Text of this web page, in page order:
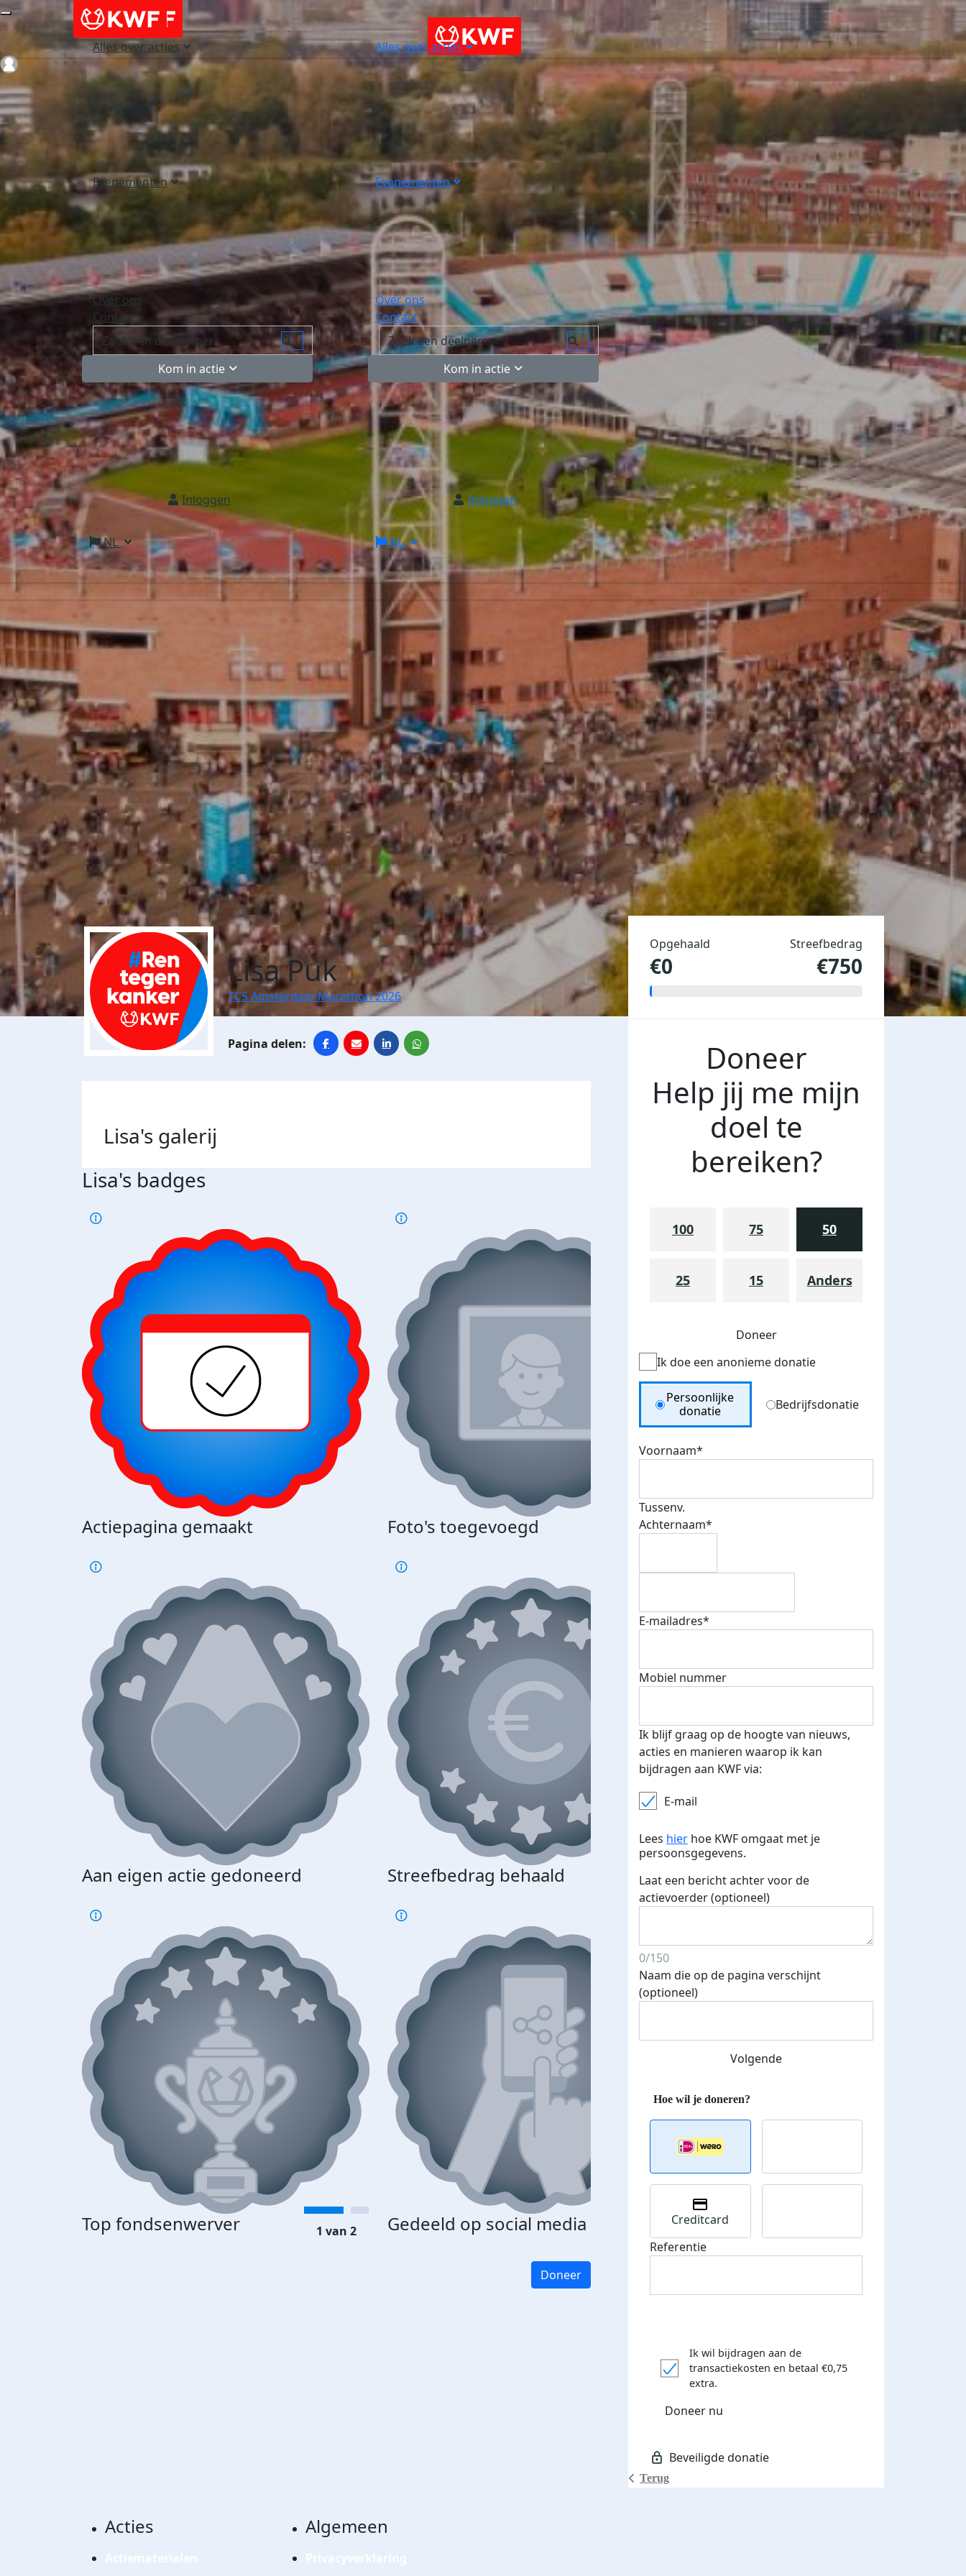
Alles over acties
Evenementen
Over ons
Contact
Kom in actie
Inloggen
NL
Alles over acties
Evenementen
Over ons
Contact
Kom in actie
Inloggen
NL
Login
Lisa Puk
TCS Amsterdam Marathon 2026
Lisa's galerij
Lisa's badges
Actiepagina gemaakt Foto's toegevoegd E-mails verstuurd
Aan eigen actie gedoneerd Streefbedrag behaald Streefbedrag verhoogd
Top fondsenwerver Gedeeld op social media Donateurs bedankt
€500 euro opgehaald: t-shirt
1 van 2
Doneer
Opgehaald
€0
Streefbedrag
€750
Doneer
Help jij me mijn
doel te
bereiken?
100 75 50
25 15 Anders
Doneer
Ik doe een anonieme donatie
Donation Type
Persoonlijke
donatie
Bedrijfsdonatie
Voornaam*
Tussenv.
Achternaam*
E-mailadres*
Mobiel nummer
Ik blijf graag op de hoogte van nieuws,
acties en manieren waarop ik kan
bijdragen aan KWF via:
E-mail
Lees hier hoe KWF omgaat met je
persoonsgegevens.
Laat een bericht achter voor de
actievoerder (optioneel)
0/150
Naam die op de pagina verschijnt
(optioneel)
Volgende
Terug
Creditcard
Referentie
Ik wil bijdragen aan de
transactiekosten en betaal €0,75
extra.
Doneer nu
Acties Algemeen